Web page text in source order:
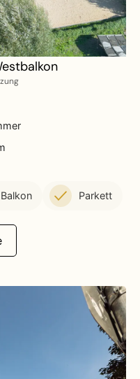
Balkon Parkett